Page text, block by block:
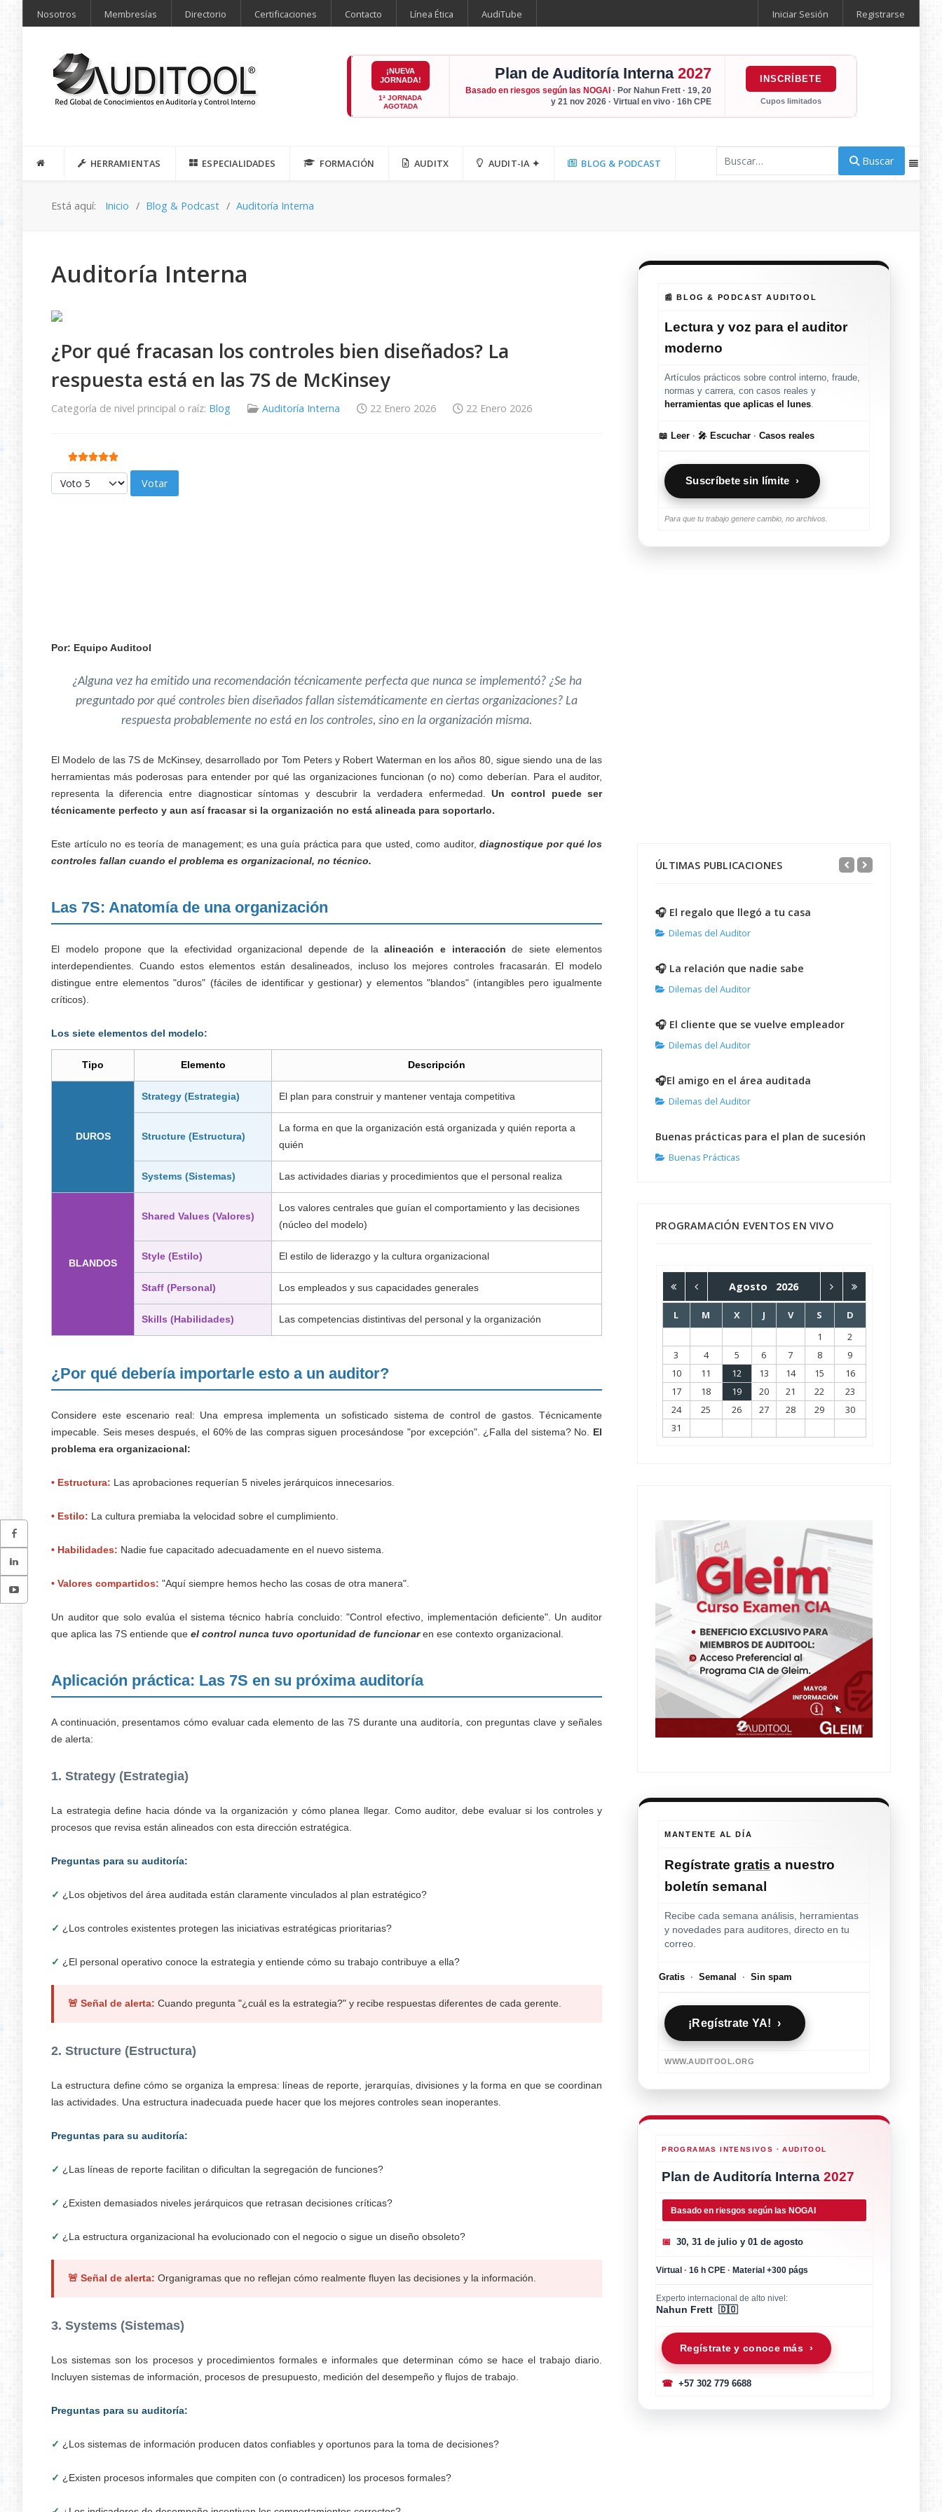
Nosotros Membresías Directorio Certificaciones Contacto Línea Ética AudiTube Iniciar Sesión Registrarse
¡NUEVA
JORNADA!
1ª JORNADA
AGOTADA
Plan de Auditoría Interna2027
Basado en riesgos según las NOGAI · Por Nahun Frett · 19, 20
y 21 nov 2026 · Virtual en vivo · 16h CPE
INSCRÍBETE
Cupos limitados
HERRAMIENTAS ESPECIALIDADES FORMACIÓN AUDITX AUDIT-IA ✦ BLOG & PODCAST Buscar
Está aquí: Inicio Blog & Podcast Auditoría Interna
Auditoría Interna
¿Por qué fracasan los controles bien diseñados? La
respuesta está en las 7S de McKinsey
Categoría de nivel principal o raíz: Blog Auditoría Interna 22 Enero 2026 22 Enero 2026
Ratio:5/5
Por favor, vote
Por: Equipo Auditool
¿Alguna vez ha emitido una recomendación técnicamente perfecta que nunca se implementó? ¿Se ha
preguntado por qué controles bien diseñados fallan sistemáticamente en ciertas organizaciones? La
respuesta probablemente no está en los controles, sino en la organización misma.
El Modelo de las 7S de McKinsey, desarrollado por Tom Peters y Robert Waterman en los años 80, sigue siendo una de las
herramientas más poderosas para entender por qué las organizaciones funcionan (o no) como deberían. Para el auditor,
representa la diferencia entre diagnosticar síntomas y descubrir la verdadera enfermedad.Un control puede ser
técnicamente perfecto y aun así fracasar si la organización no está alineada para soportarlo.
Este artículo no es teoría de management; es una guía práctica para que usted, como auditor,diagnostique por qué los
controles fallan cuando el problema es organizacional, no técnico.
Las 7S: Anatomía de una organización
El modelo propone que la efectividad organizacional depende de laalineación e interacción de siete elementos
interdependientes. Cuando estos elementos están desalineados, incluso los mejores controles fracasarán. El modelo
distingue entre elementos "duros" (fáciles de identificar y gestionar) y elementos "blandos" (intangibles pero igualmente
críticos).
Los siete elementos del modelo:
Tipo Elemento Descripción
DUROS
Strategy (Estrategia) El plan para construir y mantener ventaja competitiva
Structure (Estructura)
La forma en que la organización está organizada y quién reporta a
quién
Systems (Sistemas) Las actividades diarias y procedimientos que el personal realiza
BLANDOS
Shared Values (Valores)
Los valores centrales que guían el comportamiento y las decisiones
(núcleo del modelo)
Style (Estilo) El estilo de liderazgo y la cultura organizacional
Staff (Personal) Los empleados y sus capacidades generales
Skills (Habilidades) Las competencias distintivas del personal y la organización
¿Por qué debería importarle esto a un auditor?
Considere este escenario real: Una empresa implementa un sofisticado sistema de control de gastos. Técnicamente
impecable. Seis meses después, el 60% de las compras siguen procesándose "por excepción". ¿Falla del sistema? No. El
problema era organizacional:
• Estructura: Las aprobaciones requerían 5 niveles jerárquicos innecesarios.
• Estilo: La cultura premiaba la velocidad sobre el cumplimiento.
• Habilidades: Nadie fue capacitado adecuadamente en el nuevo sistema.
• Valores compartidos: "Aquí siempre hemos hecho las cosas de otra manera".
Un auditor que solo evalúa el sistema técnico habría concluido: "Control efectivo, implementación deficiente". Un auditor
que aplica las 7S entiende que el control nunca tuvo oportunidad de funcionaren ese contexto organizacional.
Aplicación práctica: Las 7S en su próxima auditoría
A continuación, presentamos cómo evaluar cada elemento de las 7S durante una auditoría, con preguntas clave y señales
de alerta:
1. Strategy (Estrategia)
La estrategia define hacia dónde va la organización y cómo planea llegar. Como auditor, debe evaluar si los controles y
procesos que revisa están alineados con esta dirección estratégica.
Preguntas para su auditoría:
✓ ¿Los objetivos del área auditada están claramente vinculados al plan estratégico?
✓ ¿Los controles existentes protegen las iniciativas estratégicas prioritarias?
✓ ¿El personal operativo conoce la estrategia y entiende cómo su trabajo contribuye a ella?
🚨 Señal de alerta: Cuando pregunta "¿cuál es la estrategia?" y recibe respuestas diferentes de cada gerente.
2. Structure (Estructura)
La estructura define cómo se organiza la empresa: líneas de reporte, jerarquías, divisiones y la forma en que se coordinan
las actividades. Una estructura inadecuada puede hacer que los mejores controles sean inoperantes.
Preguntas para su auditoría:
✓ ¿Las líneas de reporte facilitan o dificultan la segregación de funciones?
✓ ¿Existen demasiados niveles jerárquicos que retrasan decisiones críticas?
✓ ¿La estructura organizacional ha evolucionado con el negocio o sigue un diseño obsoleto?
🚨 Señal de alerta: Organigramas que no reflejan cómo realmente fluyen las decisiones y la información.
3. Systems (Sistemas)
Los sistemas son los procesos y procedimientos formales e informales que determinan cómo se hace el trabajo diario.
Incluyen sistemas de información, procesos de presupuesto, medición del desempeño y flujos de trabajo.
Preguntas para su auditoría:
✓ ¿Los sistemas de información producen datos confiables y oportunos para la toma de decisiones?
✓ ¿Existen procesos informales que compiten con (o contradicen) los procesos formales?
📰 BLOG & PODCAST AUDITOOL
Lectura y voz para el auditor
moderno
Artículos prácticos sobre control interno, fraude,
normas y carrera, con casos reales y
herramientas que aplicas el lunes
📖 Leer · 🎤 Escuchar · Casos reales
Suscríbete sin límite ›
Para que tu trabajo genere cambio, no archivos.
ÚLTIMAS PUBLICACIONES
🎧 El regalo que llegó a tu casa
Dilemas del Auditor
🎧 La relación que nadie sabe
Dilemas del Auditor
🎧 El cliente que se vuelve empleador
Dilemas del Auditor
🎧El amigo en el área auditada
Dilemas del Auditor
Buenas prácticas para el plan de sucesión
Buenas Prácticas
PROGRAMACIÓN EVENTOS EN VIVO
Agosto 2026
L M X J V S
D
1
2
3
4 5 6 7 8
9
10
11 12 13 14 15
16
17
18 19 20 21 22
23
24
25 26 27 28 29
30
31
MANTENTE AL DÍA
Regístrategratis a nuestro
boletín semanal
Recibe cada semana análisis, herramientas
y novedades para auditores, directo en tu
correo.
Gratis · Semanal · Sin spam
¡Regístrate YA! ›
WWW.AUDITOOL.ORG
PROGRAMAS INTENSIVOS · AUDITOOL
Plan de Auditoría Interna2027
Basado en riesgos según las NOGAI
📅 30, 31 de julio y 01 de agosto
Virtual· 16 h CPE· Material +300 págs
Experto internacional de alto nivel:
Nahun Frett 🇩🇴
Regístrate y conoce más ›
☎ +57 302 779 6688